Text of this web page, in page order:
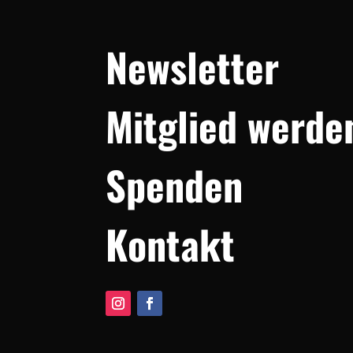
Newsletter
Mitglied
Spenden
Kontakt